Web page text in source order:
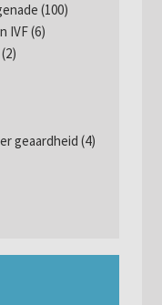
(100)
IVF (6)
geaardheid (4)